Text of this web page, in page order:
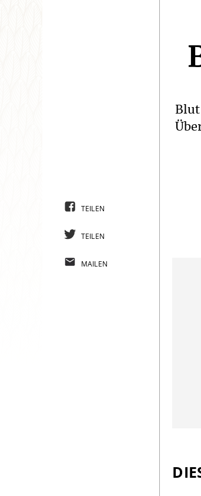
Blut
TEILEN
TEILEN
MAILEN